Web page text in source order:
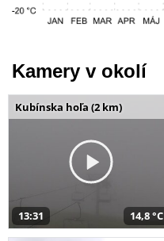
Kamery v okolí
Kubínska hoľa (2 km)
13:31 14,8 °C